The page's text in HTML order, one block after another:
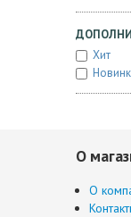
Хит
О
О